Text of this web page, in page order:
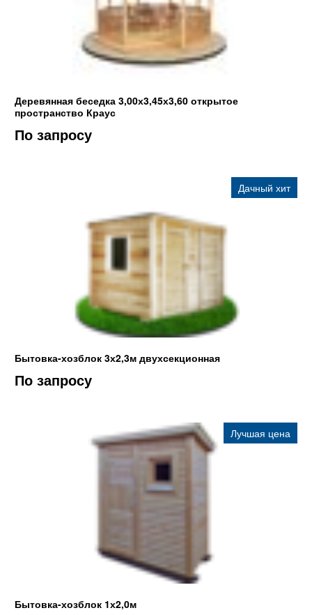
Деревянная беседка 3,00х3,45х3,60 открытое
пространство Краус
По запросу
Дачный хит
Бытовка-хозблок 3х2,3м двухсекционная
По запросу
Лучшая цена
Бытовка-хозблок 1х2,0м